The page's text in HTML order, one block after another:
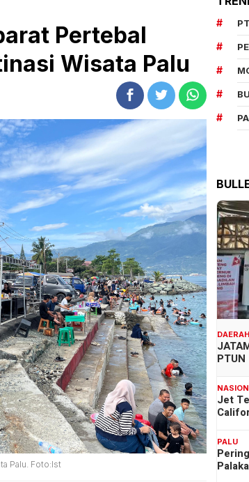
Pertebal
Wisata Palu
Palu. Foto:Ist
Jet
PALU